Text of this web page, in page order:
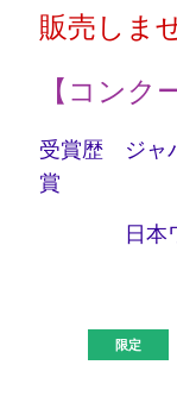
販売しま
【コンク
受賞歴 ジャ
賞
日本ワイ